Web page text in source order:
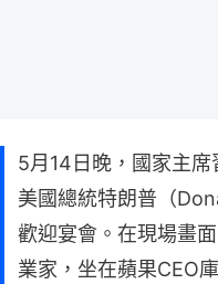
5月14日晚，國家主
美國總統特朗普（
歡迎宴會。在現場畫
業家，坐在蘋果CEO